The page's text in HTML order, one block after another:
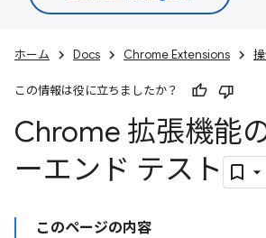
ホーム Docs Chrome Extensions
この情報は役に立ちましたか？
Chrome 拡張機能
ーエンド テスト
このページの内容